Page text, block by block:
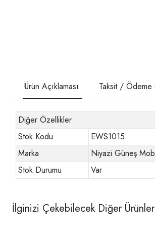
Ürün Açıklaması Taksit / Ödeme
Diğer Özellikler
Stok Kodu
EWS1015
Marka
Niyazi Güneş
Stok Durumu
Var
İlginizi Çekebilecek Diğer Ürünler